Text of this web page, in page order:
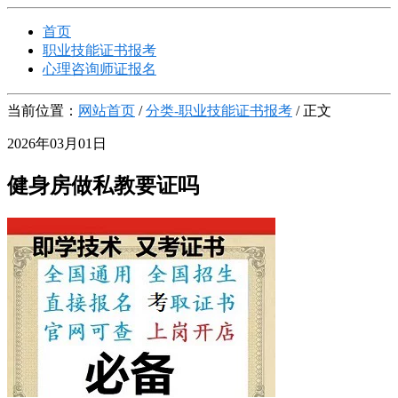
首页
职业技能证书报考
心理咨询师证报名
当前位置： 网站首页 /分类-职业技能证书报考 / 正文
2026年03月01日
健身房做私教要证吗